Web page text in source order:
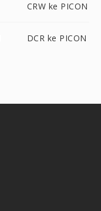
CRW ke PICON
DCR ke PICON